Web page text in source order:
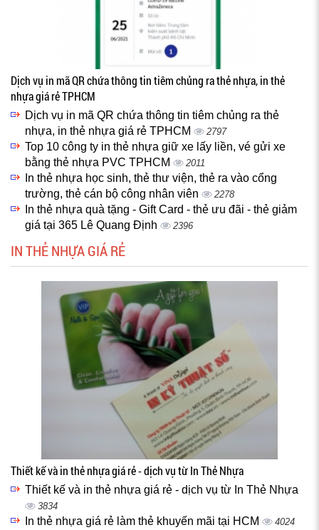
Dịch vụ in mã QR chứa thông tin tiêm chủng ra thẻ nhựa, in thẻ
nhựa giá rẻ TPHCM
Dịch vụ in mã QR chứa thông tin tiêm chủng ra thẻ
nhựa, in thẻ nhựa giá rẻ TPHCM
2797
Top 10 công ty in thẻ nhựa giữ xe lấy liền, vé gửi xe
bằng thẻ nhựa PVC TPHCM
2011
In thẻ nhựa học sinh, thẻ thư viện, thẻ ra vào cổng
trường, thẻ cán bộ công nhân viên
2278
In thẻ nhựa quà tặng - Gift Card - thẻ ưu đãi - thẻ giảm
giá tại 365 Lê Quang Định
2396
IN THẺ NHỰA GIÁ RẺ
Thiết kế và in thẻ nhựa giá rẻ - dịch vụ từ In Thẻ Nhựa
Thiết kế và in thẻ nhựa giá rẻ - dịch vụ từ In Thẻ Nhựa
3834
In thẻ nhựa giá rẻ làm thẻ khuyến mãi tại HCM 4024